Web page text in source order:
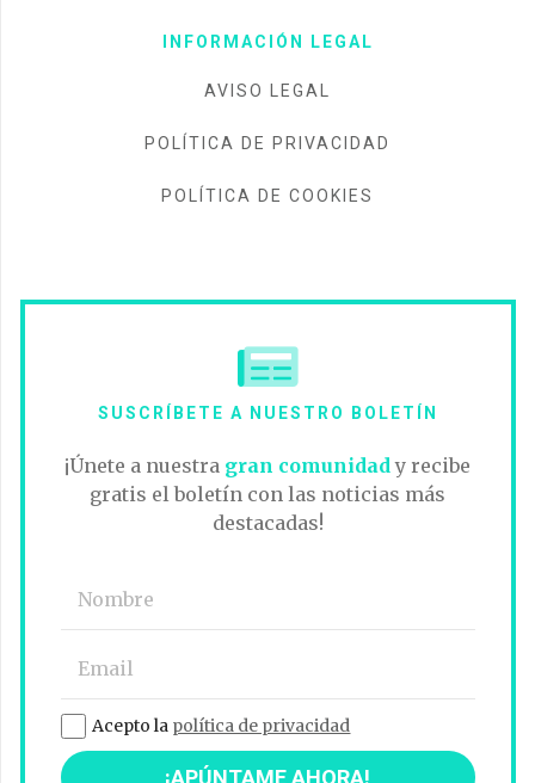
INFORMACIÓN LEGAL
AVISO LEGAL
POLÍTICA DE PRIVACIDAD
POLÍTICA DE COOKIES
SUSCRÍBETE A NUESTRO BOLETÍN
¡Únete a nuestra gran comunidad y recibe
gratis el boletín con las noticias más
destacadas!
Acepto la política de privacidad